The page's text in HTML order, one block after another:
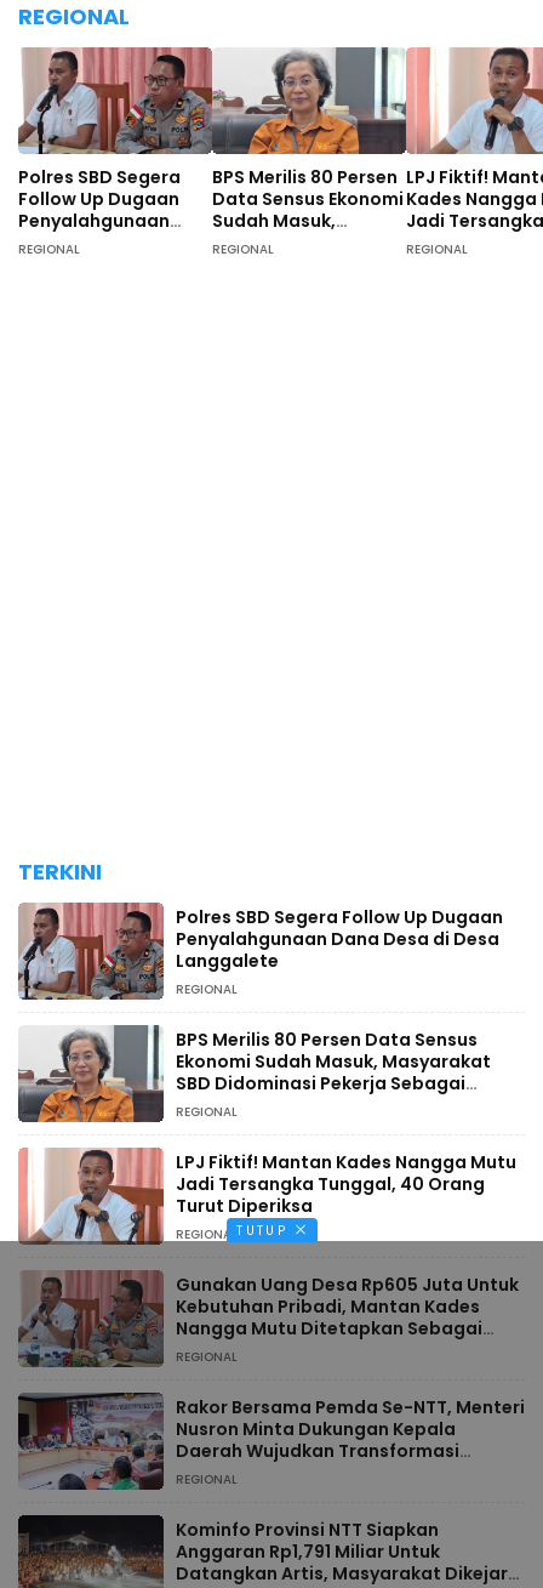
REGIONAL
Polres SBD Segera
Follow Up Dugaan
Penyalahgunaan
Dana Desa di Desa
REGIONAL
BPS Merilis 80 Persen
Data Sensus Ekonomi
Sudah Masuk,
Masyarakat SBD
REGIONAL
LPJ Fiktif!
Kades Nangga
Jadi Tersangka
Tunggal, 40
REGIONAL
TERKINI
Polres SBD Segera Follow Up Dugaan
Penyalahgunaan Dana Desa di Desa
Langgalete
REGIONAL
BPS Merilis 80 Persen Data Sensus
Ekonomi Sudah Masuk, Masyarakat
SBD Didominasi Pekerja Sebagai
Petani
REGIONAL
LPJ Fiktif! Mantan Kades Nangga Mutu
Jadi Tersangka Tunggal, 40 Orang
Turut Diperiksa
REGIONAL
Gunakan Uang Desa Rp605 Juta Untuk
Kebutuhan Pribadi, Mantan Kades
Nangga Mutu Ditetapkan Sebagai
Tersangka
REGIONAL
Rakor Bersama Pemda Se-NTT, Menteri
Nusron Minta Dukungan Kepala
Daerah Wujudkan Transformasi
Layanan Pertanahan
REGIONAL
Kominfo Provinsi NTT Siapkan
Anggaran Rp1,791 Miliar Untuk
Datangkan Artis, Masyarakat Dikejar
TUTUP